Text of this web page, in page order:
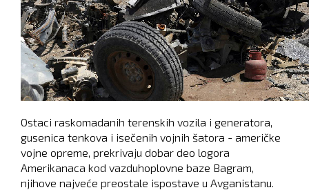
Ostaci raskomadanih terenskih vozila i generatora,
gusenica tenkova i isečenih vojnih šatora - američke
vojne opreme, prekrivaju dobar deo logora
Amerikanaca kod vazduhoplovne baze Bagram,
njihove najveće preostale ispostave u Avganistanu.